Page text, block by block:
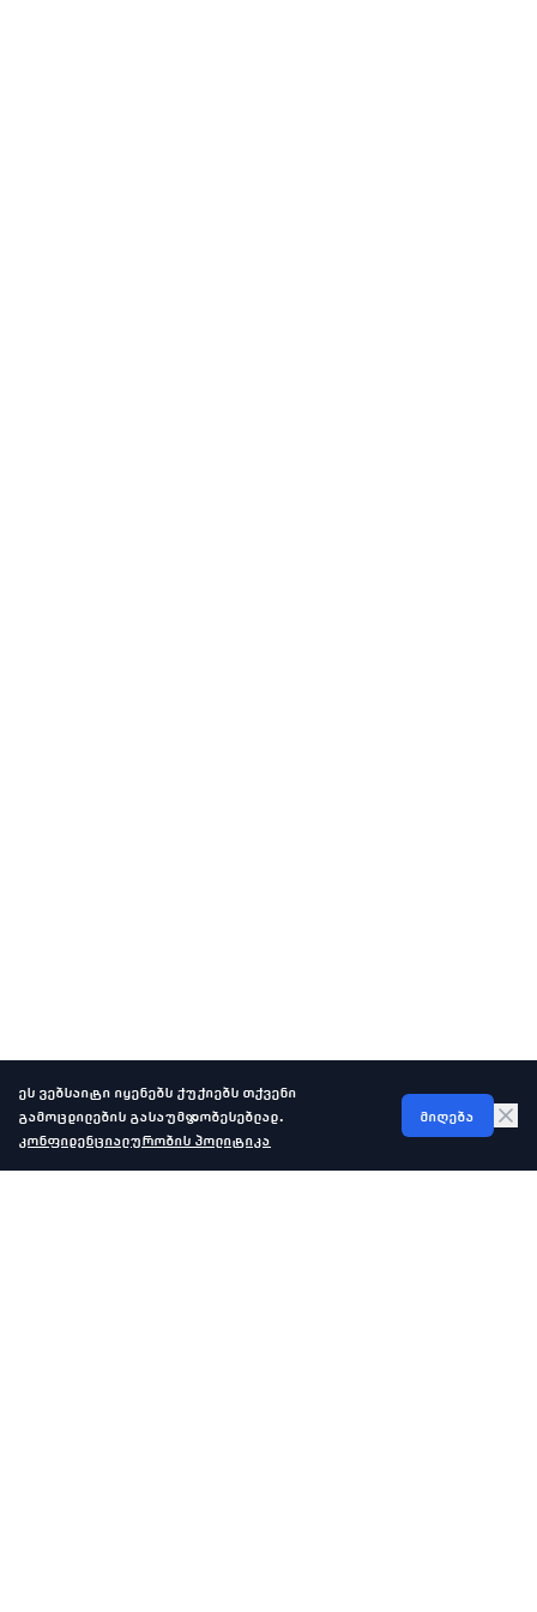
ეს ვებსაიტი იყენებს ქუქიებს თქვენი
გამოცდილების გასაუმჯობესებლად.
კონფიდენციალურობის პოლიტიკა
მიღება